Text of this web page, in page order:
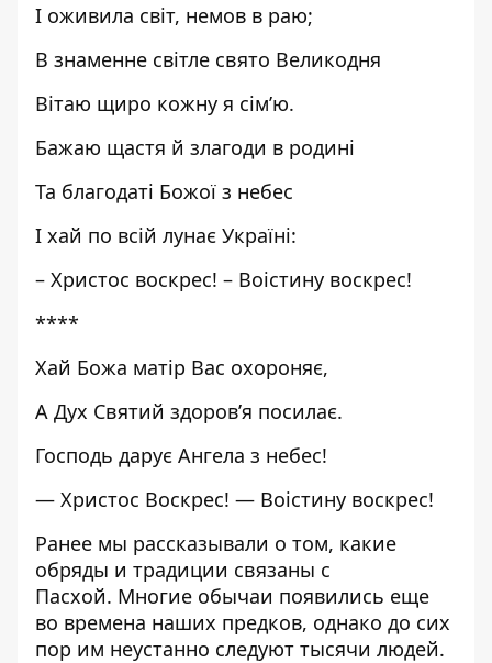
І оживила світ, немов в раю;
В знаменне світле свято Великодня
Вітаю щиро кожну я сім’ю.
Бажаю щастя й злагоди в родині
Та благодаті Божої з небес
І хай по всій лунає Україні:
– Христос воскрес! – Воістину воскрес!
****
Хай Божа матір Вас охороняє,
А Дух Святий здоров’я посилає.
Господь дарує Ангела з небес!
— Христос Воскрес! — Воістину воскрес!
Ранее мы рассказывали о том, какие
обряды и традиции связаны с
Пасхой. Многие обычаи появились еще
во времена наших предков, однако до сих
пор им неустанно следуют тысячи людей.